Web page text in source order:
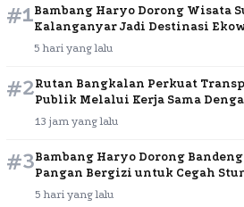
#1Bambang Haryo Dorong Wisata
Kalanganyar Jadi Destinasi
5 hari yang lalu
#2Rutan Bangkalan Perkuat
Publik Melalui Kerja Sama
13 jam yang lalu
#3Bambang Haryo Dorong
Pangan Bergizi untuk Cegah
5 hari yang lalu